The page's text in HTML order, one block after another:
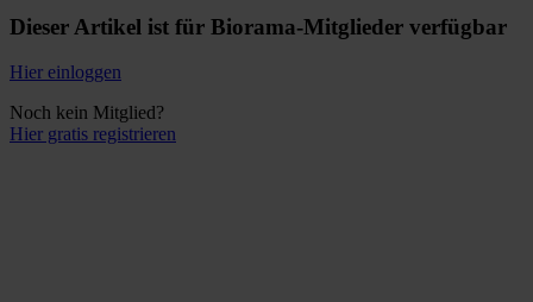
Dieser Artikel ist für Biorama-Mitglieder verfügbar
Hier einloggen
Noch kein Mitglied?
Hier gratis registrieren